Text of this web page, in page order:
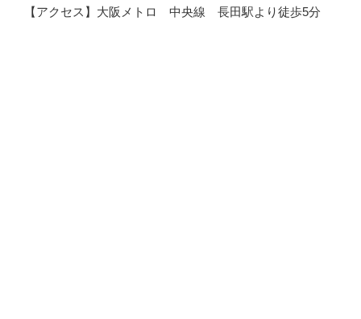
【アクセス】大阪メトロ 中央線 長田駅より徒歩5分